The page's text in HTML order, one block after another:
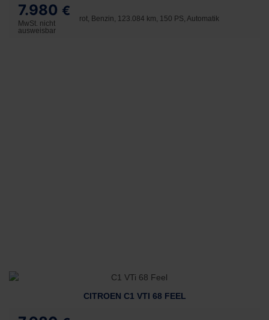
7.980 €
MwSt. nicht
ausweisbar
rot, Benzin, 123.084 km, 150 PS, Automatik
CITROEN C1 VTI 68 FEEL